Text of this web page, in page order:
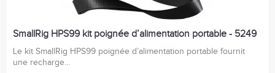
SmallRig HPS99 kit poignée d’alimentation portable - 5249
Le kit SmallRig HPS99 poignée d’alimentation portable fournit
une recharge...